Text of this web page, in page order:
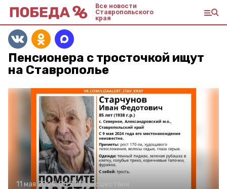
Все новости
Ставропольского
края
Пенсионера с тросточкой ищут
на Ставрополье
11 мая 2024, 08:32Происшествия